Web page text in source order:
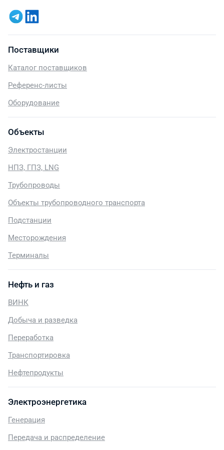
Поставщики
Каталог поставщиков
Референс-листы
Оборудование
Объекты
Электростанции
НПЗ, ГПЗ, LNG
Трубопроводы
Объекты трубопроводного транспорта
Подстанции
Месторождения
Терминалы
Нефть и газ
ВИНК
Добыча и разведка
Переработка
Транспортировка
Нефтепродукты
Электроэнергетика
Генерация
Передача и распределение